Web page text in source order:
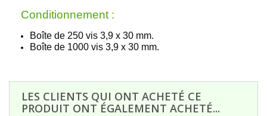
Conditionnement :
Boîte de 250 vis 3,9 x 30 mm.
Boîte de 1000 vis 3,9 x 30 mm.
LES CLIENTS QUI ONT ACHETÉ CE
PRODUIT ONT ÉGALEMENT ACHETÉ...